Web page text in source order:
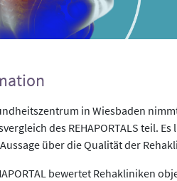
in Wiesbaden
des REHAPORTALS teil.
über die Qualität der
bewertet Rehakliniken